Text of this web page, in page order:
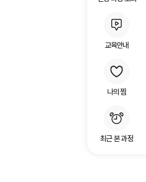
교육안내
나의 찜
최근 본 과정